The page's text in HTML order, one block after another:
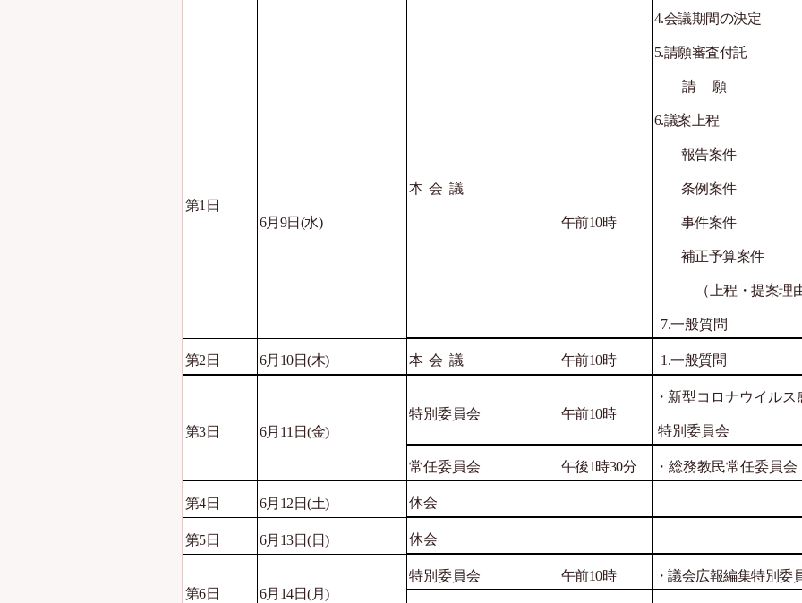
第1日
6月9日 (水)
本 会 議
午前10時
4.会議期間の決定
5.請願審査付託
請 願
6.議案上程
報告
条例案
事件案
補正予算
（上程・提案理由
7.一般質問
第2日 6月10日(木) 本 会 議 午前10時 1.一般質問
第3日 6月11日(金)
特別委員会 午前10時
・ 新型コロナウイルス
特別委員会
常任委員会 午後1時30分 ・総務教民常任委員会
第4日 6月12日(土) 休会
第5日 6月13日(日) 休会
第6日 6月14日(月)
特別委員会 午前10時 ・議会広報編集特別委